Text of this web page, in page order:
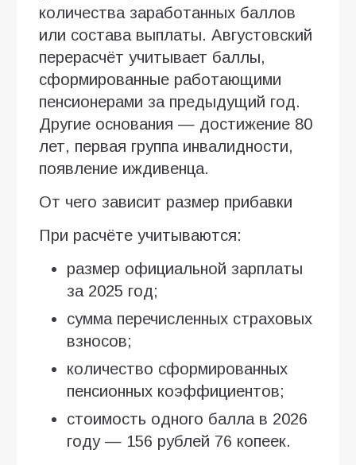
количества заработанных баллов
или состава выплаты. Августовский
перерасчёт учитывает баллы,
сформированные работающими
пенсионерами за предыдущий год.
Другие основания — достижение 80
лет, первая группа инвалидности,
появление иждивенца.
От чего зависит размер прибавки
При расчёте учитываются:
размер официальной зарплаты
за 2025 год;
сумма перечисленных страховых
взносов;
количество сформированных
пенсионных коэффициентов;
стоимость одного балла в 2026
году — 156 рублей 76 копеек.